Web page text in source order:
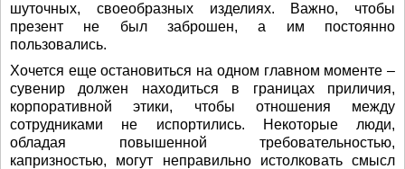
шуточных, своеобразных изделиях. Важно, чтобы
презент не был заброшен, а им постоянно
пользовались.
Хочется еще остановиться на одном главном моменте –
сувенир должен находиться в границах приличия,
корпоративной этики, чтобы отношения между
сотрудниками не испортились. Некоторые люди,
обладая повышенной требовательностью,
капризностью, могут неправильно истолковать смысл